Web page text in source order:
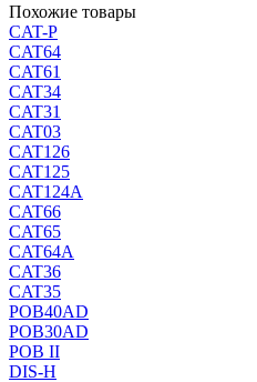
Похожие товары
CAT-P
CAT64
CAT61
CAT34
CAT31
CAT03
CAT126
CAT125
CAT124A
CAT66
CAT65
CAT64A
CAT36
CAT35
POB40AD
POB30AD
POB II
DIS-H